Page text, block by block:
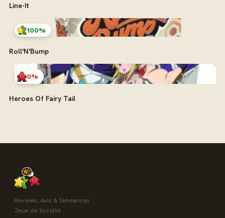
Line-It
100%
Roll'N'Bump
0%
Heroes Of Fairy Tail
Reviews, Avis & Tendances
Jeux de Société